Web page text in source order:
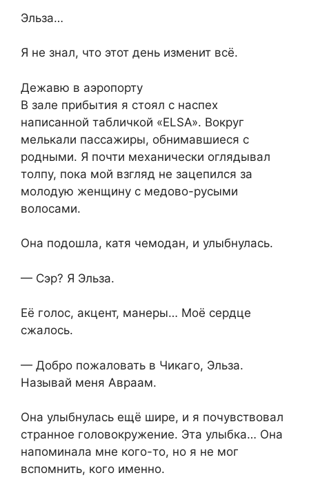
Эльза…
Я не знал, что этот день изменит всё.
Дежавю в аэропорту
В зале прибытия я стоял с наспех
написанной табличкой «ELSA». Вокруг
мелькали пассажиры, обнимавшиеся с
родными. Я почти механически оглядывал
толпу, пока мой взгляд не зацепился за
молодую женщину с медово-русыми
волосами.
Она подошла, катя чемодан, и улыбнулась.
— Сэр? Я Эльза.
Её голос, акцент, манеры… Моё сердце
сжалось.
— Добро пожаловать в Чикаго, Эльза.
Называй меня Авраам.
Она улыбнулась ещё шире, и я почувствовал
странное головокружение. Эта улыбка… Она
напоминала мне кого-то, но я не мог
вспомнить, кого именно.